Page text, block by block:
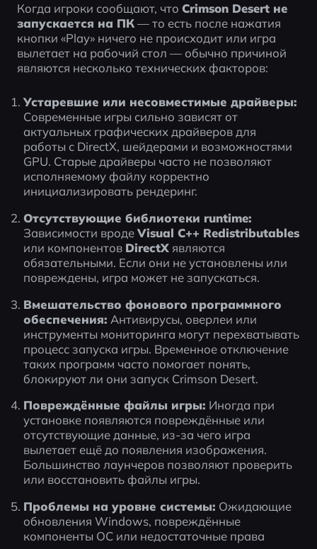
Когда игроки сообщают, что Crimson Desert не
запускается на ПК — то есть после нажатия
кнопки «Play» ничего не происходит или игра
вылетает на рабочий стол — обычно причиной
являются несколько технических факторов:
Устаревшие или несовместимые драйверы:
Современные игры сильно зависят от
актуальных графических драйверов для
работы с DirectX, шейдерами и возможностями
GPU. Старые драйверы часто не позволяют
исполняемому файлу корректно
инициализировать рендеринг.
Отсутствующие библиотеки runtime:
Зависимости вроде Visual C++ Redistributables
или компонентов DirectX являются
обязательными. Если они не установлены или
повреждены, игра может не запускаться.
Вмешательство фонового программного
обеспечения: Антивирусы, оверлеи или
инструменты мониторинга могут перехватывать
процесс запуска игры. Временное отключение
таких программ часто помогает понять,
блокируют ли они запуск Crimson Desert.
Повреждённые файлы игры: Иногда при
установке появляются повреждённые или
отсутствующие данные, из-за чего игра
вылетает ещё до появления изображения.
Большинство лаунчеров позволяют проверить
или восстановить файлы игры.
Проблемы на уровне системы: Ожидающие
обновления Windows, повреждённые
компоненты ОС или недостаточные права